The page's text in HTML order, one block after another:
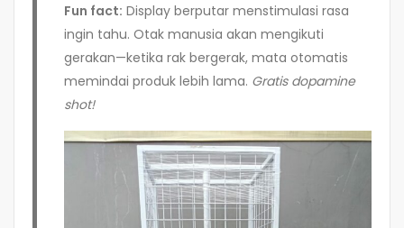
Fun fact: Display berputar menstimulasi rasa
ingin tahu. Otak manusia akan mengikuti
gerakan—ketika rak bergerak, mata otomatis
memindai produk lebih lama. Gratis dopamine
shot!